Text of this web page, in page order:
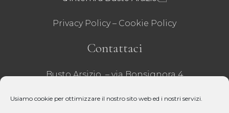
Usiamo cookie per ottimizzare il nostro sito web ed i nostri servizi.
Privacy Policy– Cookie Policy
Contattaci
Busto Arsizio – via Bonsignora 4